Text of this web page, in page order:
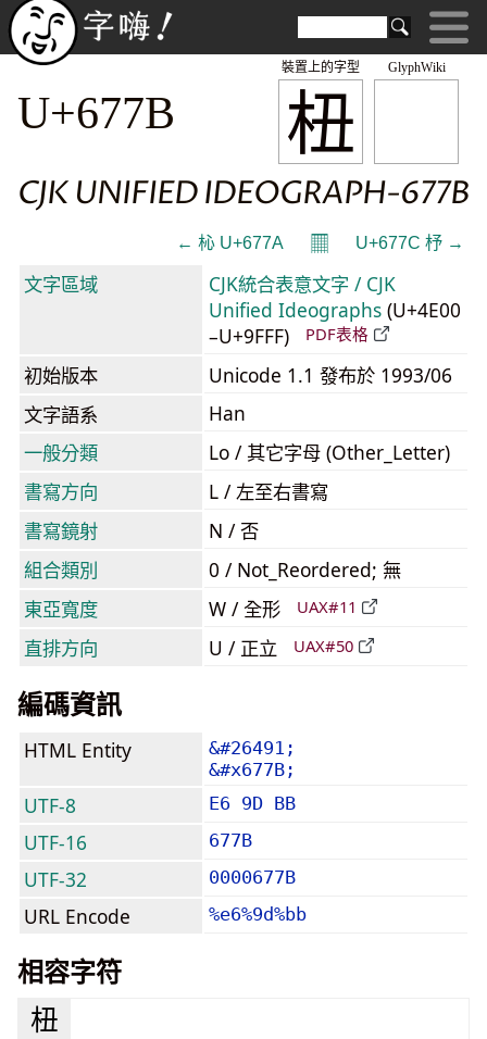
GlyphWiki
杻
裝置上的字型
U+677B
CJK UNIFIED IDEOGRAPH-677B
← 杺 U+677A 𝄜 U+677C 杼 →
文字區域
CJK統合表意文字 / CJK
Unified Ideographs (U+4E00
–U+9FFF)
PDF表格
初始版本
Unicode 1.1 發布於 1993/06
文字語系
Han
一般分類
Lo / 其它字母 (Other_Letter)
書寫方向
L / 左至右書寫
書寫鏡射
N / 否
組合類別
0 / Not_Reordered; 無
東亞寬度
W / 全形 UAX#11
直排方向 U / 正立 UAX#50
編碼資訊
HTML Entity
&#26491;
&#x677B;
UTF-8 E6 9D BB
UTF-16 677B
UTF-32 0000677B
URL Encode %e6%9d%bb
相容字符
杻